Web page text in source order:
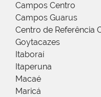
Campos Centro
Campos Guarus
Centro de Referência
Goytacazes
Itaboraí
Itaperuna
Macaé
Maricá